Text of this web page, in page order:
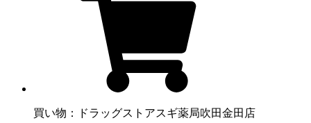
買い物：ドラッグストアスギ薬局吹田金田店